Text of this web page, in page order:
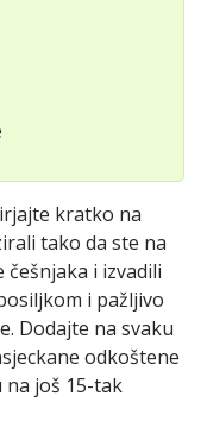
kratko na
tako da ste na
i izvadili
i pažljivo
Dodajte na svaku
odkoštene
na još 15-tak